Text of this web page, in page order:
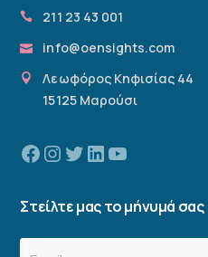
211 23 43 001
info@oensights.com
Λεωφόρος Κηφισίας 44
15125 Μαρούσι
Facebook
Instagram
TwitterLinkedinYouTube
Στείλτε μας το μήνυμά σας